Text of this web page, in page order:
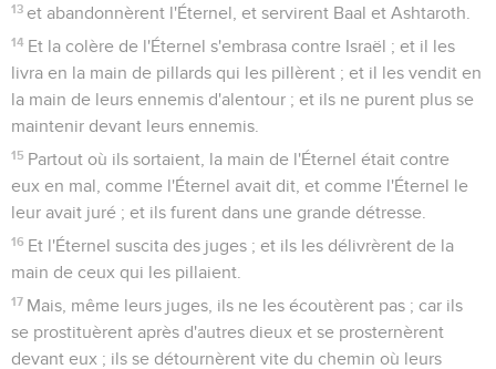
13 et abandonnèrent l'Éternel, et servirent Baal et Ashtaroth.
14 Et la colère de l'Éternel s'embrasa contre Israël ; et il les
livra en la main de pillards qui les pillèrent ; et il les vendit en
la main de leurs ennemis d'alentour ; et ils ne purent plus se
maintenir devant leurs ennemis.
15 Partout où ils sortaient, la main de l'Éternel était contre
eux en mal, comme l'Éternel avait dit, et comme l'Éternel le
leur avait juré ; et ils furent dans une grande détresse.
16 Et l'Éternel suscita des juges ; et ils les délivrèrent de la
main de ceux qui les pillaient.
17 Mais, même leurs juges, ils ne les écoutèrent pas ; car ils
se prostituèrent après d'autres dieux et se prosternèrent
devant eux ; ils se détournèrent vite du chemin où leurs